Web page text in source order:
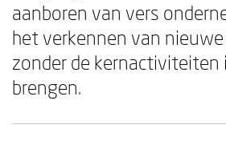
aanboren van vers
het verkennen van
zonder de kernactiviteiten
brengen.